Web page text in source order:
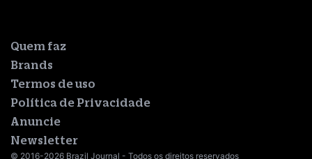
Quem faz
Brands
Termos de uso
Política de Privacidade
Anuncie
Newsletter
© 2016-2026 Brazil Journal - Todos os direitos reservados